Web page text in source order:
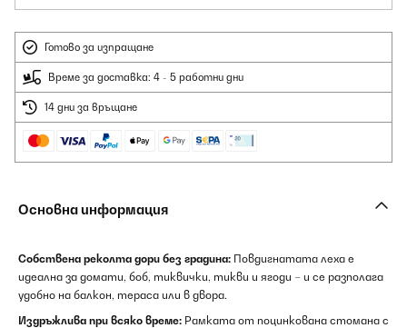
Готово за изпращане
Време за доставка: 4 - 5 работни дни
14 дни за връщане
Основна информация
Собствена реколта дори без градина: Повдигнатата леха е
идеална за домати, боб, тиквички, тикви и ягоди – и се разполага
удобно на балкон, тераса или в двора.
Издръжлива при всяко време: Рамката от поцинкована стомана с